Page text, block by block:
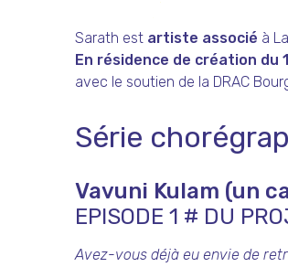
Sarath est artiste associé à
En résidence de création du
avec le soutien de la DRAC
Série
Vavuni Kulam (un
EPISODE 1 # DU
Avez-vous déjà eu envie de